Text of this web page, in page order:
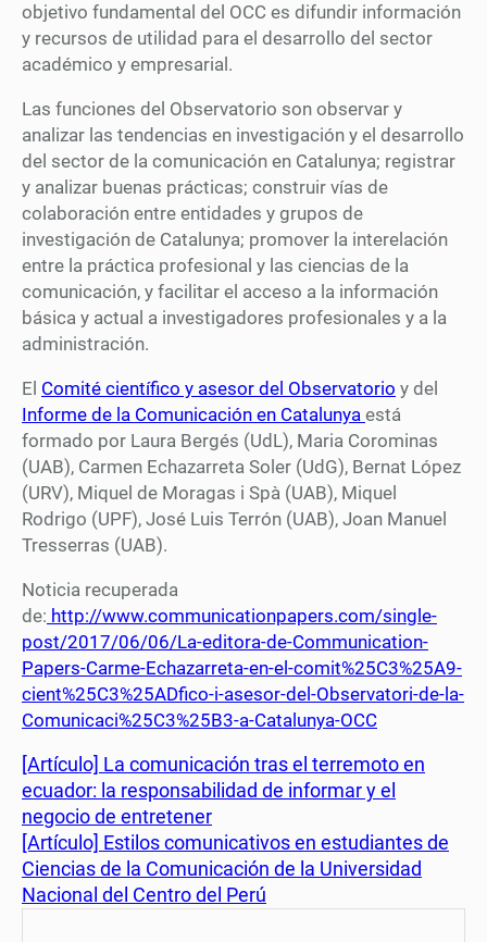
objetivo fundamental del OCC es difundir información
y recursos de utilidad para el desarrollo del sector
académico y empresarial.
Las funciones del Observatorio son observar y
analizar las tendencias en investigación y el desarrollo
del sector de la comunicación en Catalunya; registrar
y analizar buenas prácticas; construir vías de
colaboración entre entidades y grupos de
investigación de Catalunya; promover la interelación
entre la práctica profesional y las ciencias de la
comunicación, y facilitar el acceso a la información
básica y actual a investigadores profesionales y a la
administración.
El Comité científico y asesor del Observatorio y del
Informe de la Comunicación en Catalunya está
formado por Laura Bergés (UdL), Maria Corominas
(UAB), Carmen Echazarreta Soler (UdG), Bernat López
(URV), Miquel de Moragas i Spà (UAB), Miquel
Rodrigo (UPF), José Luis Terrón (UAB), Joan Manuel
Tresserras (UAB).
Noticia recuperada
de: http://www.communicationpapers.com/single-
post/2017/06/06/La-editora-de-Communication-
Papers-Carme-Echazarreta-en-el-comit%25C3%25A9-
cient%25C3%25ADfico-i-asesor-del-Observatori-de-la-
Comunicaci%25C3%25B3-a-Catalunya-OCC
[Artículo] La comunicación tras el terremoto en
ecuador: la responsabilidad de informar y el
negocio de entretener
[Artículo] Estilos comunicativos en estudiantes de
Ciencias de la Comunicación de la Universidad
Nacional del Centro del Perú